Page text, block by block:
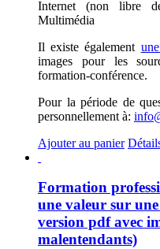
Internet (non libre
Multimédia
Il existe également
images pour les
formation-conférence.
Pour la période de
personnellement à:
Ajouter au panier
Formation
une valeur sur
version pdf avec
malentendants)